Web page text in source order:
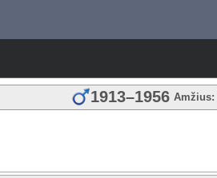
Amžius:
1913–1956